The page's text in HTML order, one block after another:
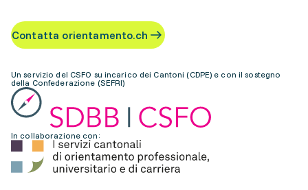
Contatta orientamento.ch
Un servizio del CSFO su incarico dei Cantoni (CDPE) e con il sostegno
della Confederazione (SEFRI)
In collaborazione con: